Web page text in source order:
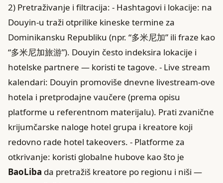
2) Pretraživanje i filtracija: - Hashtagovi i lokacije: na
Douyin-u traži otprilike kineske termine za
Dominikansku Republiku (npr. “多米尼加” ili fraze kao
“多米尼加旅游”). Douyin često indeksira lokacije i
hotelske partnere — koristi te tagove. - Live stream
kalendari: Douyin promoviše dnevne livestream-ove
hotela i pretprodajne vaučere (prema opisu
platforme u referentnom materijalu). Prati zvanične
krijumčarske naloge hotel grupa i kreatore koji
redovno rade hotel takeovers. - Platforme za
otkrivanje: koristi globalne hubove kao što je
BaoLiba da pretražiš kreatore po regionu i niši —